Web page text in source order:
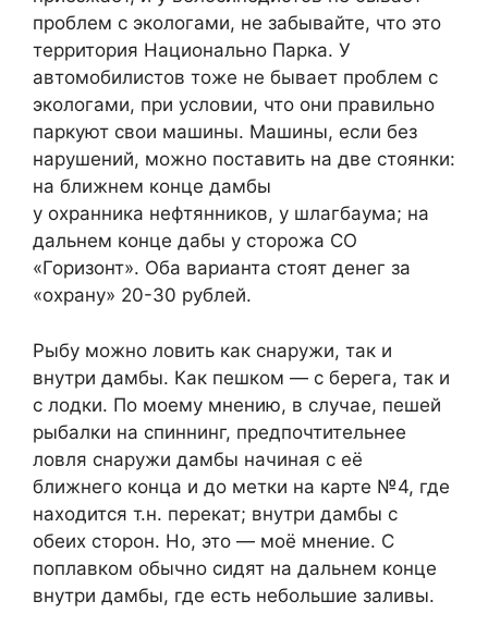
проблем с экологами, не забывайте, что это
территория Национально Парка. У
автомобилистов тоже не бывает проблем с
экологами, при условии, что они правильно
паркуют свои машины. Машины, если без
нарушений, можно поставить на две стоянки:
на ближнем конце дамбы
у охранника нефтянников, у шлагбаума; на
дальнем конце дабы у сторожа СО
«Горизонт». Оба варианта стоят денег за
«охрану» 20-30 рублей.
Рыбу можно ловить как снаружи, так и
внутри дамбы. Как пешком — с берега, так и
с лодки. По моему мнению, в случае, пешей
рыбалки на спиннинг, предпочтительнее
ловля снаружи дамбы начиная с её
ближнего конца и до метки на карте №4, где
находится т.н. перекат; внутри дамбы с
обеих сторон. Но, это — моё мнение. С
поплавком обычно сидят на дальнем конце
внутри дамбы, где есть небольшие заливы.